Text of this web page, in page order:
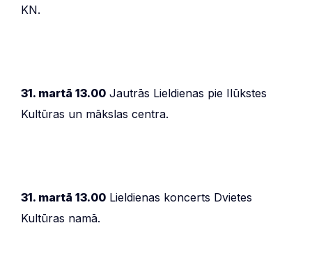
KN.
31. martā 13.00 Jautrās Lieldienas pie Ilūkstes
Kultūras un mākslas centra.
31. martā 13.00 Lieldienas koncerts Dvietes
Kultūras namā.